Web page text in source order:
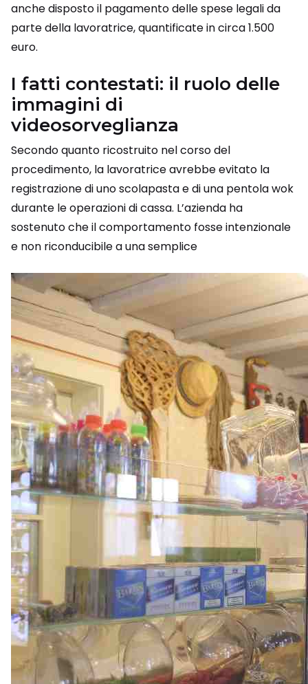
anche disposto il pagamento delle spese legali da
parte della lavoratrice, quantificate in circa 1.500
euro.
I fatti contestati: il ruolo delle
immagini di
videosorveglianza
Secondo quanto ricostruito nel corso del
procedimento, la lavoratrice avrebbe evitato la
registrazione di uno scolapasta e di una pentola wok
durante le operazioni di cassa. L’azienda ha
sostenuto che il comportamento fosse intenzionale
e non riconducibile a una semplice